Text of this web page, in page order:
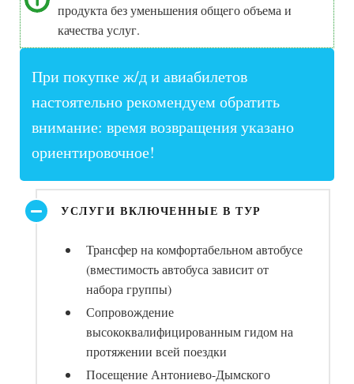
продукта без уменьшения общего объема и
качества услуг.
При покупке ж/д и авиабилетов
настоятельно рекомендуем обратить
внимание: время возвращения указано
ориентировочное!
УСЛУГИ ВКЛЮЧЕННЫЕ В ТУР
Трансфер на комфортабельном автобусе
(вместимость автобуса зависит от
набора группы)
Сопровождение
высококвалифицированным гидом на
протяжении всей поездки
Посещение Антониево-Дымского